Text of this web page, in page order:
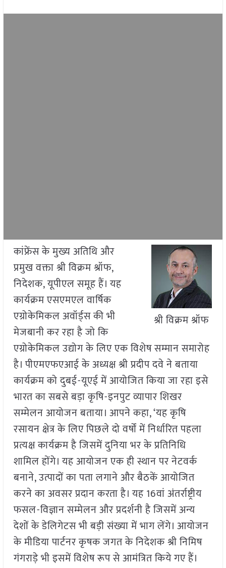
श्री विक्रम श्रॉफ
कांफ्रेंस के मुख्य अतिथि और
प्रमुख वक्ता श्री विक्रम श्रॉफ,
निदेशक, यूपीएल समूह हैं। यह
कार्यक्रम एसएमएल वार्षिक
एग्रोकेमिकल अवॉर्ड्स की भी
मेजबानी कर रहा है जो कि
एग्रोकेमिकल उद्योग के लिए एक विशेष सम्मान समारोह
है। पीएमएफएआई के अध्यक्ष श्री प्रदीप दवे ने बताया
कार्यक्रम को दुबई-यूएई में आयोजित किया जा रहा इसे
भारत का सबसे बड़ा कृषि-इनपुट व्यापार शिखर
सम्मेलन आयोजन बताया। आपने कहा, ‘यह कृषि
रसायन क्षेत्र के लिए पिछले दो वर्षों में निर्धारित पहला
प्रत्यक्ष कार्यक्रम है जिसमें दुनिया भर के प्रतिनिधि
शामिल होंगे। यह आयोजन एक ही स्थान पर नेटवर्क
बनाने, उत्पादों का पता लगाने और बैठकें आयोजित
करने का अवसर प्रदान करता है। यह 16वां अंतर्राष्ट्रीय
फसल-विज्ञान सम्मेलन और प्रदर्शनी है जिसमें अन्य
देशों के डेलिगेटस भी बड़ी संख्या में भाग लेंगे। आयोजन
के मीडिया पार्टनर कृषक जगत के निदेशक श्री निमिष
गंगराड़े भी इसमें विशेष रूप से आमंत्रित किये गए हैं।